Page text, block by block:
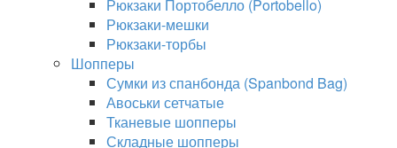
Рюкзаки Портобелло (Portobello)
Рюкзаки-мешки
Рюкзаки-торбы
Шопперы
Сумки из спанбонда (Spanbond Bag)
Авоськи сетчатые
Тканевые шопперы
Складные шопперы